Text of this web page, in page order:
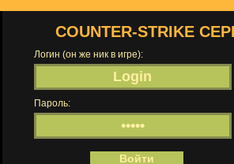
COUNTER-STRIKE
Логин (он же ник в игре):
Пароль: